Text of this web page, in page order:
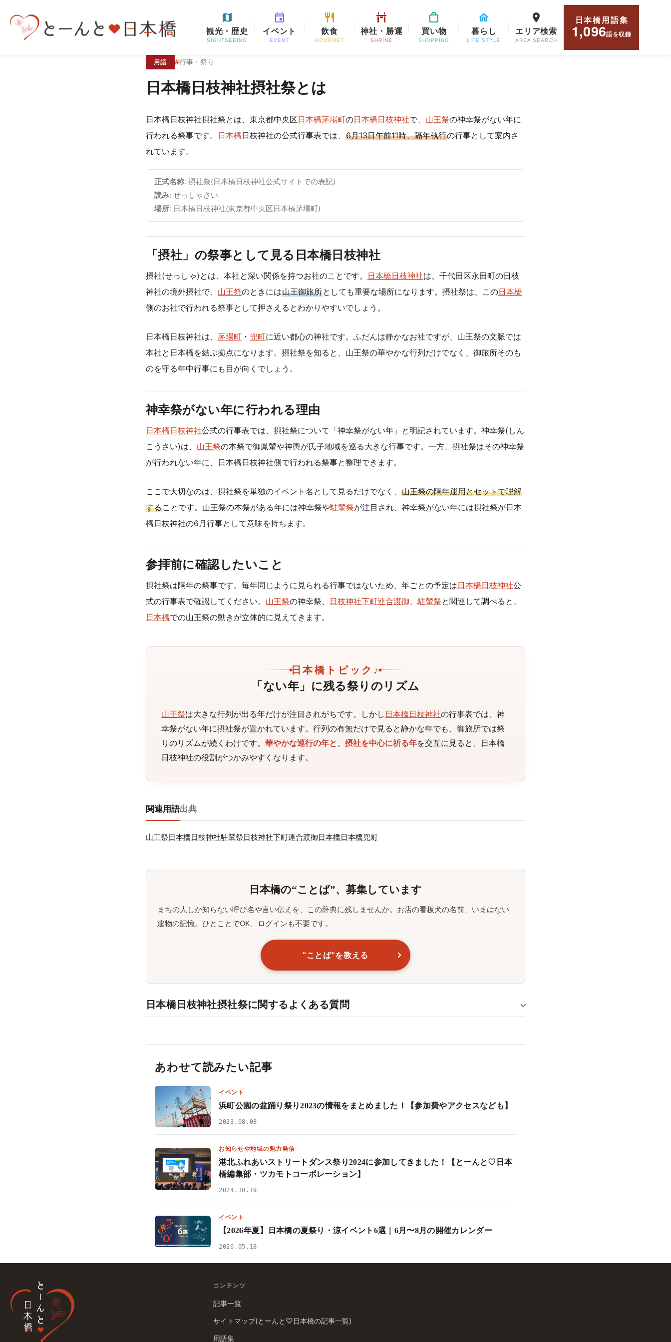
観光・歴史
SIGHTSEEING
イベント
EVENT
飲食
GOURMET
神社・勝運
SHRINE
買い物
SHOPPING
暮らし
LIFE STYLE
エリア検索
AREA SEARCH
日本橋用語集
1,096語を収録
用語 #行事・祭り
日本橋日枝神社摂社祭とは
日本橋日枝神社摂社祭とは、東京都中央区日本橋茅場町の日本橋日枝神社で、 山王祭の神幸祭がない年に
行われる祭事です。 日本橋日枝神社の公式行事表では、 6月13日午前11時、隔年執行の行事として案内さ
れています。
正式名称: 摂社祭(日本橋日枝神社公式サイトでの表記)
読み: せっしゃさい
場所: 日本橋日枝神社(東京都中央区日本橋茅場町)
「摂社」の祭事として見る日本橋日枝神社
摂社(せっしゃ)とは、本社と深い関係を持つお社のことです。 日本橋日枝神社は、千代田区永田町の日枝
神社の境外摂社で、 山王祭のときには山王御旅所としても重要な場所になります。摂社祭は、この日本橋
側のお社で行われる祭事として押さえるとわかりやすいでしょう。
日本橋日枝神社は、 茅場町 ・ 兜町に近い都心の神社です。ふだんは静かなお社ですが、山王祭の文脈では
本社と日本橋を結ぶ拠点になります。摂社祭を知ると、山王祭の華やかな行列だけでなく、御旅所そのも
のを守る年中行事にも目が向くでしょう。
神幸祭がない年に行われる理由
日本橋日枝神社公式の行事表では、摂社祭について「神幸祭がない年」と明記されています。神幸祭(しん
こうさい)は、 山王祭の本祭で御鳳輦や神輿が氏子地域を巡る大きな行事です。一方、摂社祭はその神幸祭
が行われない年に、日本橋日枝神社側で行われる祭事と整理できます。
ここで大切なのは、摂社祭を単独のイベント名として見るだけでなく、 山王祭の隔年運用とセットで理解
することです。山王祭の本祭がある年には神幸祭や駐輦祭が注目され、神幸祭がない年には摂社祭が日本
橋日枝神社の6月行事として意味を持ちます。
参拝前に確認したいこと
摂社祭は隔年の祭事です。毎年同じように見られる行事ではないため、年ごとの予定は日本橋日枝神社公
式の行事表で確認してください。 山王祭の神幸祭、 日枝神社下町連合渡御 駐輦祭と関連して調べると、
日本橋での山王祭の動きが立体的に見えてきます。
日本橋トピック♪
「ない年」に残る祭りのリズム
山王祭は大きな行列が出る年だけが注目されがちです。しかし 日本橋日枝神社の行事表では、神
幸祭がない年に摂社祭が置かれています。行列の有無だけで見ると静かな年でも、御旅所では祭
りのリズムが続くわけです。華やかな巡行の年と、摂社を中心に祈る年を交互に見ると、日本橋
日枝神社の役割がつかみやすくなります。
関連用語出典
山王祭日本橋日枝神社駐輦祭日枝神社下町連合渡御日本橋日本橋兜町
日本橋の“ことば”、募集しています
まちの人しか知らない呼び名や言い伝えを、この辞典に残しませんか。お店の看板犬の名前、いまはない
建物の記憶。ひとことでOK、ログインも不要です。
“ことば”を教える
日本橋日枝神社摂社祭に関するよくある質問
あわせて読みたい記事
イベント
浜町公園の盆踊り祭り2023の情報をまとめました！【参加費やアクセスなども】
2023.08.08
お知らせや地域の魅力発信
港北ふれあいストリートダンス祭り2024に参加してきました！【とーんと♡日本
橋編集部・ツカモトコーポレーション】
2024.10.19
イベント
【2026年夏】日本橋の夏祭り・涼イベント6選｜6月〜8月の開催カレンダー
2026.05.18
コンテンツ
記事一覧
サイトマップ(とーんと♡日本橋の記事一覧)
用語集